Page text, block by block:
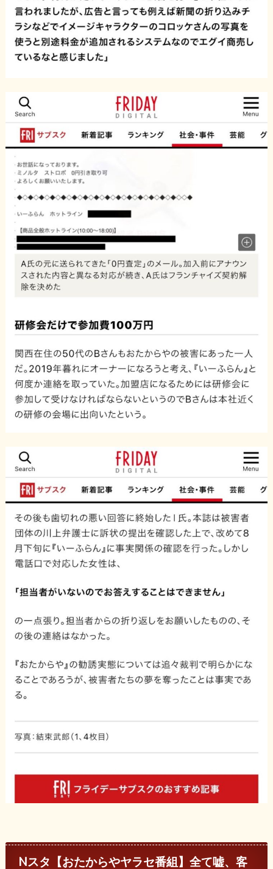
Nスタ【おたからやヤラセ番組】全て嘘、客